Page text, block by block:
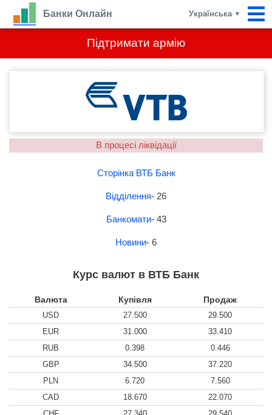
Підтримати армію
Банки Онлайн Українська ▼
В процесі ліквідації
Сторінка ВТБ Банк
Відділення- 26
Банкомати- 43
Новини- 6
Курс валют в ВТБ Банк
Валюта Купівля Продаж
USD 27.500
29.500
EUR
31.000
33.410
RUB
0.398
0.446
GBP
34.500
37.220
PLN
6.720
7.560
CAD
18.670
22.070